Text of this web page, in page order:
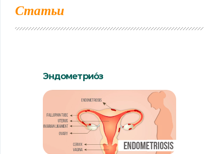
Статьи
Эндометрио́з